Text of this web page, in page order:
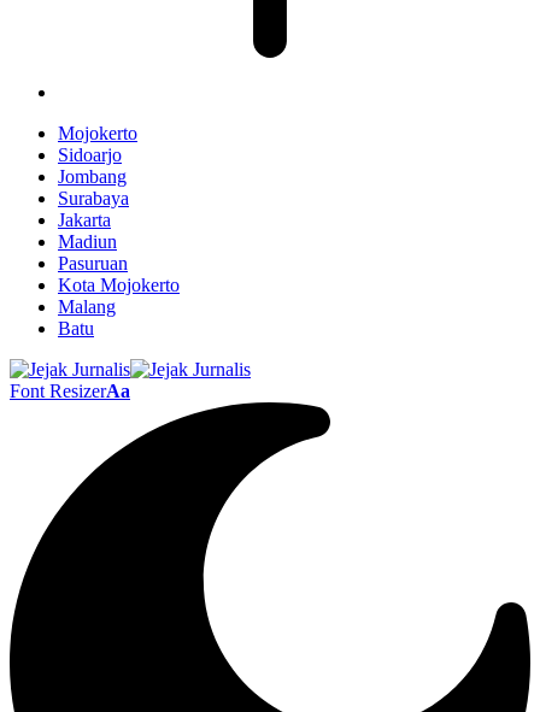
Mojokerto
Sidoarjo
Jombang
Surabaya
Jakarta
Madiun
Pasuruan
Kota Mojokerto
Malang
Batu
Font ResizerAa